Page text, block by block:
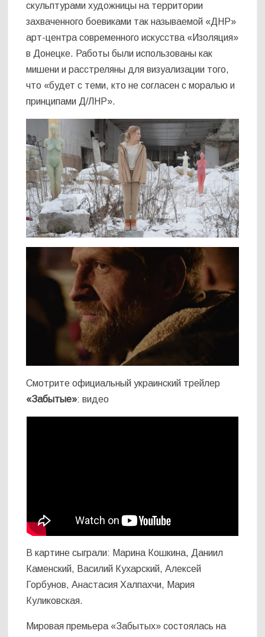
скульптурами художницы на территории
захваченного боевиками так называемой «ДНР»
арт-центра современного искусства «Изоляция»
в Донецке. Работы были использованы как
мишени и расстреляны для визуализации того,
что «будет с теми, кто не согласен с моралью и
принципами Д/ЛНР».
Смотрите официальный украинский трейлер
«Забытые»: видео
В картине сыграли: Марина Кошкина, Даниил
Каменский, Василий Кухарский, Алексей
Горбунов, Анастасия Халпахчи, Мария
Куликовская.
Мировая премьера «Забытых» состоялась на